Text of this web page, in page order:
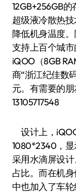
12GB+256GB
超级液冷散热
降低机身温度
支持上百个城
iQOO（8GB
商“浙江纪佳数
元。有需要的
13105717548
设计上，
1080*2340，显
采用水滴屏设计
占比。而在机
中也加入了车轮